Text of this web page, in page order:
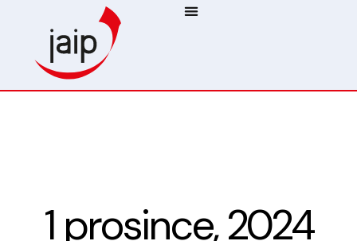
1 prosince, 2024